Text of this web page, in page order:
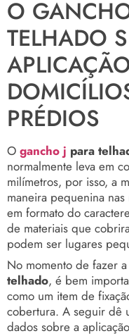
O
TELHADO
PRÉDIOS
O gancho j para
normalmente leva em
milímetros, por isso, a
maneira pequenina
em formato do
de materiais que
podem ser lugares
No momento de fazer
telhado, é bem
como um item de
cobertura. A seguir dê
dados sobre a